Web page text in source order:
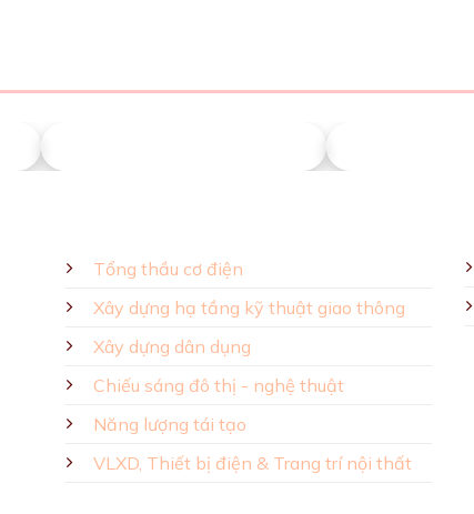
Tổng thầu cơ điện
Xây dựng hạ tầng kỹ thuật giao thông
Xây dựng dân dụng
Chiếu sáng đô thị - nghệ thuật
Năng lượng tái tạo
VLXD, Thiết bị điện & Trang trí nội thất